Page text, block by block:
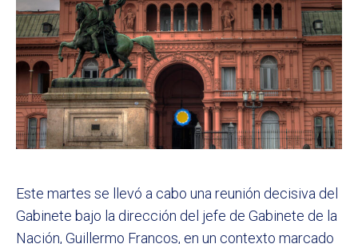
Este martes se llevó a cabo una reunión decisiva del
Gabinete bajo la dirección del jefe de Gabinete de la
Nación, Guillermo Francos, en un contexto marcado